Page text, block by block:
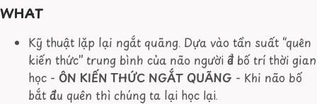
WHAT
Kỹ thuật lặp lại ngắt quãng. Dựa vào tần suất “quên
kiến thức” trung bình của não người để bố trí thời gian
học - ÔN KIẾN THỨC NGẮT QUÃNG - Khi não bố
bắt đầu quên thì chúng ta lại học lại.